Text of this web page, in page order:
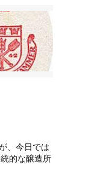
、今日では
的な醸造所